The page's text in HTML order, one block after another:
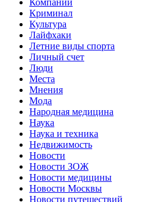
Криминал
Культура
Лайфхаки
Летние виды спорта
Личный счет
Люди
Места
Мнения
Мода
Народная медицина
Наука
Наука и техника
Недвижимость
Новости
Новости ЗОЖ
Новости медицины
Новости Москвы
Новости путешествий